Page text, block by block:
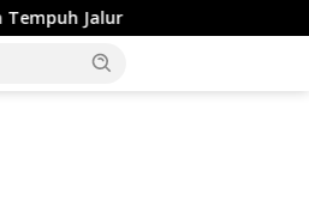
Kepala Desa Tempuran,